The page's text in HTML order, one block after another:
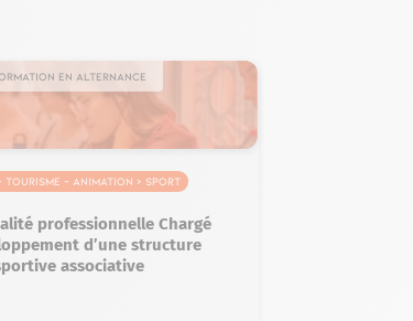
en alternance
Tourisme – Animation > Sport
professionnelle Chargé
d’une structure
associative